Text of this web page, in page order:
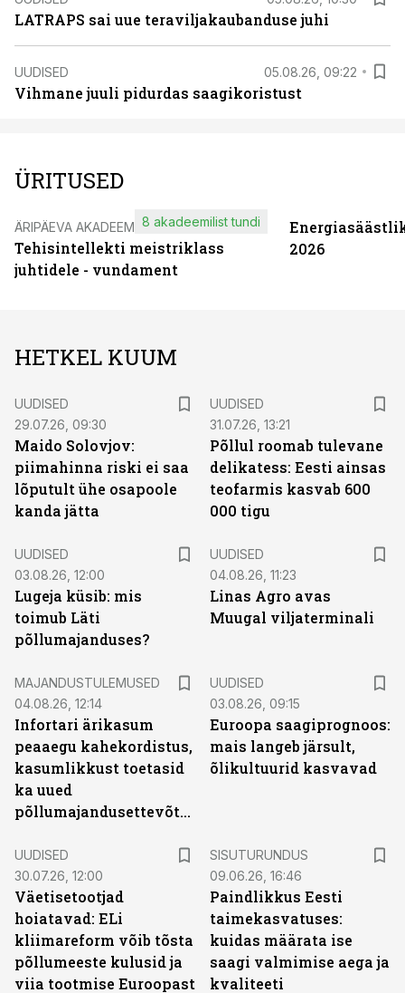
LATRAPS sai uue teraviljakaubanduse juhi
UUDISED 05.08.26, 09:22
Vihmane juuli pidurdas saagikoristust
ÜRITUSED
ÄRIPÄEVA AKADEEMIA
Tehisintellekti meistriklass
juhtidele - vundament
8 akadeemilist tundi
2026
HETKEL KUUM
UUDISED
29.07.26, 09:30
Maido Solovjov:
piimahinna riski ei saa
lõputult ühe osapoole
kanda jätta
UUDISED
31.07.26, 13:21
Põllul roomab tulevane
delikatess: Eesti ainsas
teofarmis kasvab 600
000 tigu
UUDISED
03.08.26, 12:00
Lugeja küsib: mis
toimub Läti
põllumajanduses?
UUDISED
04.08.26, 11:23
Linas Agro avas
Muugal viljaterminali
MAJANDUSTULEMUSED
04.08.26, 12:14
Infortari ärikasum
peaaegu kahekordistus,
kasumlikkust toetasid
ka uued
põllumajandusettevõtted
UUDISED
03.08.26, 09:15
Euroopa saagiprognoos:
mais langeb järsult,
õlikultuurid kasvavad
UUDISED
30.07.26, 12:00
Väetisetootjad
hoiatavad: ELi
kliimareform võib tõsta
põllumeeste kulusid ja
viia tootmise Euroopast
SISUTURUNDUS
09.06.26, 16:46
Paindlikkus Eesti
taimekasvatuses:
kuidas määrata ise
saagi valmimise aega ja
kvaliteeti